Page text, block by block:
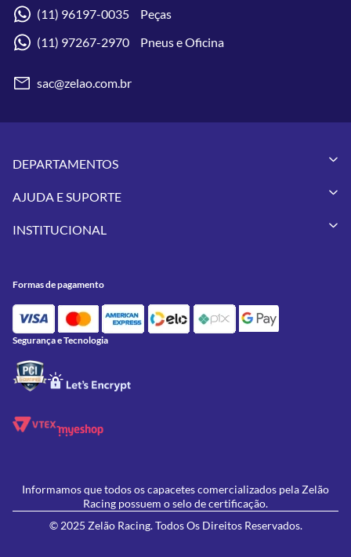
(11) 96197-0035 Peças
(11) 97267-2970 Pneus e Oficina
sac@zelao.com.br
DEPARTAMENTOS
Vestuários
Pneus
Utilidades
Feminino
Lançamentos
AJUDA E SUPORTE
Meus Pedidos
Política de Privacidade
Política de Campanhas e promoções
INSTITUCIONAL
Contato
Oficina/Serviços
Formas de pagamento
Segurança e Tecnologia
Informamos que todos os capacetes comercializados pela Zelão
Racing possuem o selo de certificação.
© 2025 Zelão Racing. Todos Os Direitos Reservados.